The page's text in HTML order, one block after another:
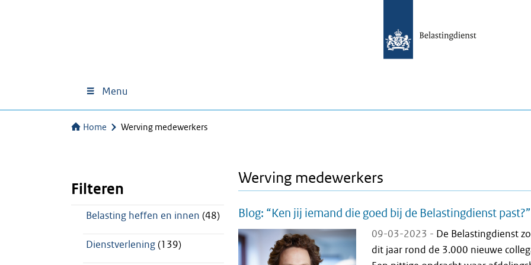
Menu
Home Werving medewerkers
Filteren
Belasting heffen en innen (48)
Dienstverlening(139)
Werving medewerkers
Blog: “Ken jij iemand die goed bij de Belastingdienst past?”
09-03-2023 - De Belastingdienst
dit jaar rond de 3.000 nieuwe